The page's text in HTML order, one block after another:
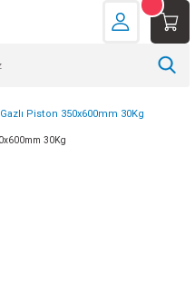
Gazlı Piston 350x600mm 30Kg